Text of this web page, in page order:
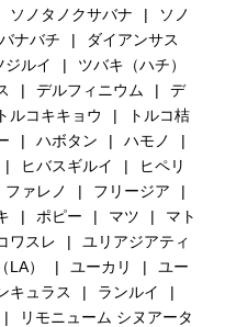
ソノタノクサバナ
ソノ
ナバチ
ダイアンサス
ジルイ
ツバキ（ハチ）
デルフィニウム
デ
トルコキキョウ
トルコ桔
ハボタン
ハモノ
ヒバスギルイ
ヒペリ
ファレノ
フリージア
ポピー マツ
マト
ワスレ
ユリアジアティ
LA） ユーカリ
ユー
キュラス
ランルイ
リモニューム シヌアータ